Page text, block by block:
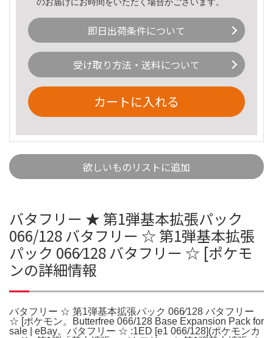
即日出荷条件について
受け取り方法・送料について
カートに入れる
欲しいものリストに追加
バタフリー ★ 第1弾基本拡張パック
066/128 バタフリー ☆ 第1弾基本拡張
パック 066⁄128 バタフリー ☆ [ポケモ
ンの詳細情報
バタフリー ☆ 第1弾基本拡張パック 066⁄128 バタフリー
☆ [ポケモン。Butterfree 066/128 Base Expansion Pack for
sale | eBay。バタフリー ☆ :1ED [e1 066/128](ポケモンカ